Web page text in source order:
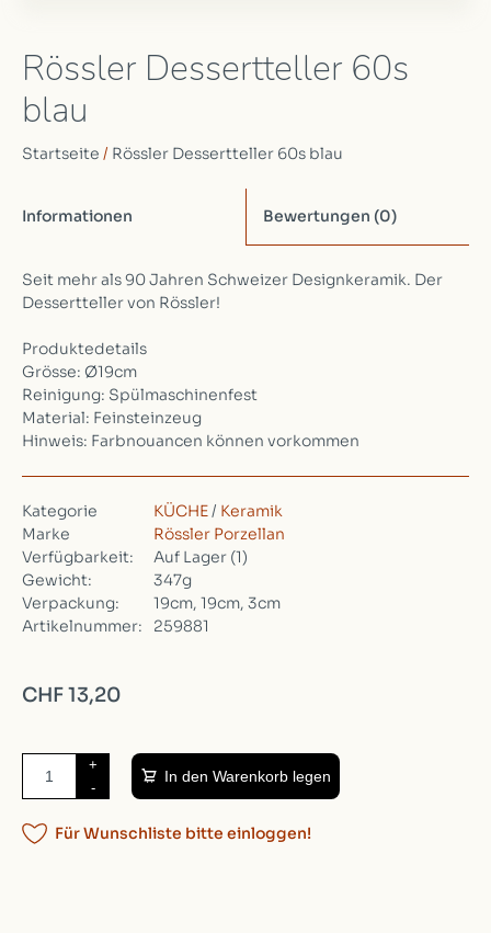
Rössler Dessertteller 60s
blau
Startseite / Rössler Dessertteller 60s blau
Informationen Bewertungen (0)
Seit mehr als 90 Jahren Schweizer Designkeramik. Der
Dessertteller von Rössler!
Produktedetails
Grösse: Ø19cm
Reinigung: Spülmaschinenfest
Material: Feinsteinzeug
Hinweis: Farbnouancen können vorkommen
Kategorie KÜCHE/ Keramik
Marke
Rössler Porzellan
Verfügbarkeit:
Auf Lager (1)
Gewicht:
347g
Verpackung:
19cm, 19cm, 3cm
Artikelnummer:
259881
CHF 13,20
+
-
In den Warenkorb legen
Für Wunschliste bitte einloggen!